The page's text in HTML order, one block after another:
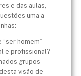
e das aulas,
uma a
homem”
e profissional?
grupos
visão de